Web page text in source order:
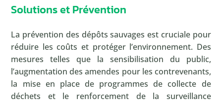
Solutions et Prévention
La prévention des dépôts sauvages est cruciale pour
réduire les coûts et protéger l’environnement. Des
mesures telles que la sensibilisation du public,
l’augmentation des amendes pour les contrevenants,
la mise en place de programmes de collecte de
déchets et le renforcement de la surveillance